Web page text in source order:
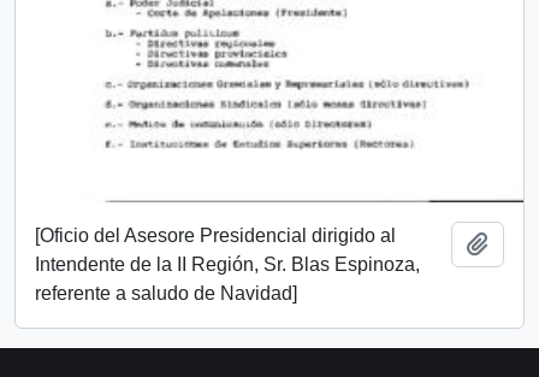
[Oficio del Asesore Presidencial dirigido al
Intendente de la II Región, Sr. Blas Espinoza,
referente a saludo de Navidad]